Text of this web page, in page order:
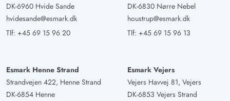
DK-6960 Hvide Sande
hvidesande@esmark.dk
Tlf: +45 69 15 96 20
DK-6830 Nørre Nebel
houstrup@esmark.dk
Tlf: +45 69 15 96 13
Esmark Henne Strand
Strandvejen 422, Henne Strand
DK-6854 Henne
Esmark Vejers
Vejers Havvej 81, Vejers
DK-6853 Vejers Strand